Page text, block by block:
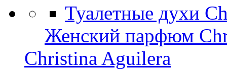
Туалетные духи
Женский парфюм
Christina Aguilera